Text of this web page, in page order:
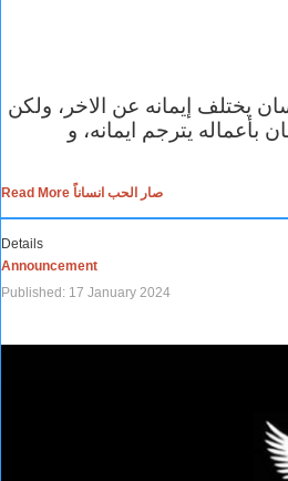
يختلف إيمانه عن الاخر، ولكن
بأعماله يترجم ايمانه، و
Read More صار الحب انساناً
Details
Announcement
Published: 17 January 2024